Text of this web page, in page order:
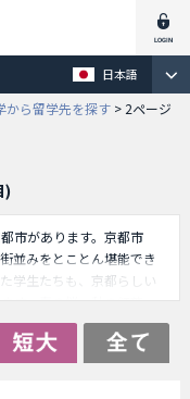
日本語
から留学先を探す > 2ページ
)
市があります。京都市
並みをとことん堪能でき
学生たちも、京都らしい
す。春の桜、秋の紅葉、
京菓子など、日本文化の
も数多くの日本文化を学
場の京都府で、留学生に